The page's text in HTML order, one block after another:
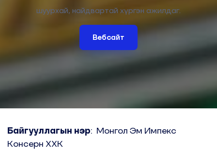
шуурхай, найдвартай хүргэн ажилдаг.
Вебсайт
Байгууллагын нэр: Монгол Эм Импекс
Консерн ХХК